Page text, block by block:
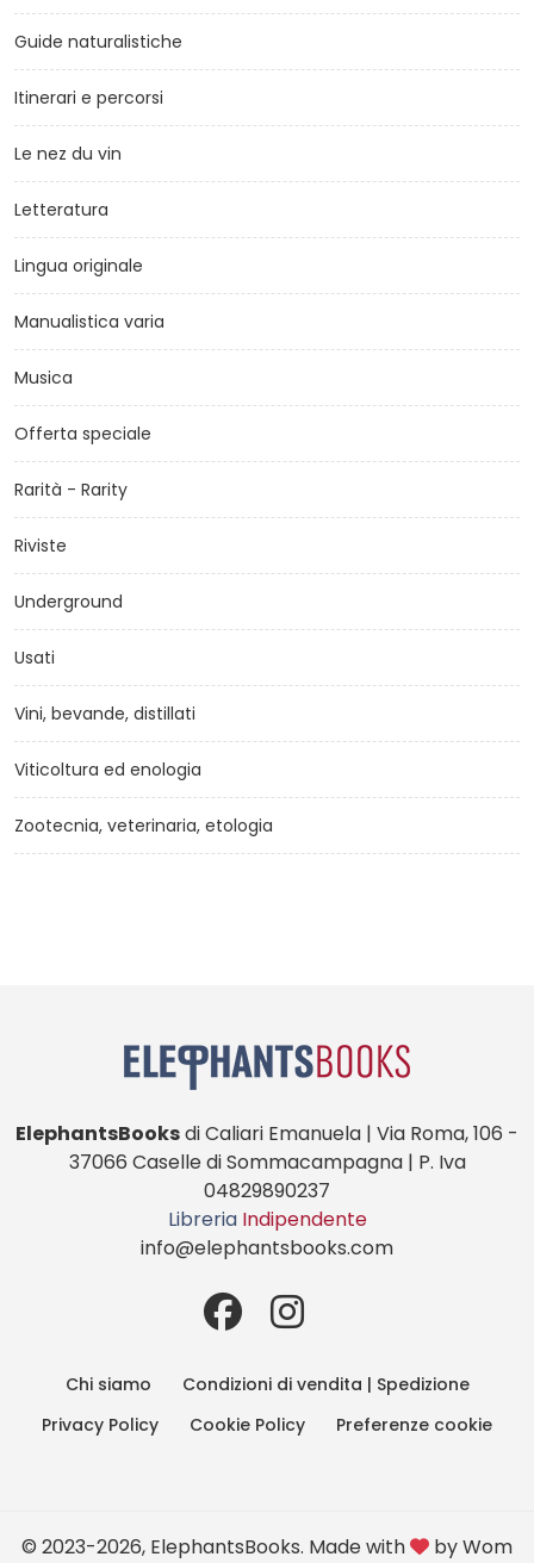
Guide naturalistiche
Itinerari e percorsi
Le nez du vin
Letteratura
Lingua originale
Manualistica varia
Musica
Offerta speciale
Rarità - Rarity
Riviste
Underground
Usati
Vini, bevande, distillati
Viticoltura ed enologia
Zootecnia, veterinaria, etologia
ElephantsBooksdi Caliari Emanuela | Via Roma, 106 -
37066 Caselle di Sommacampagna | P. Iva
04829890237
Libreria Indipendente
info@elephantsbooks.com
Chi siamo
Condizioni di vendita | Spedizione
Privacy Policy
Cookie Policy Preferenze cookie
© 2023-2026, ElephantsBooks. Made with byWom